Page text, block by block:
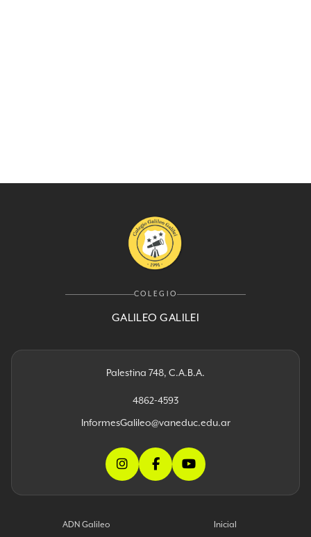
COLEGIO
GALILEO GALILEI
Palestina 748, C.A.B.A.
4862-4593
InformesGalileo@vaneduc.edu.ar
ADN Galileo Inicial